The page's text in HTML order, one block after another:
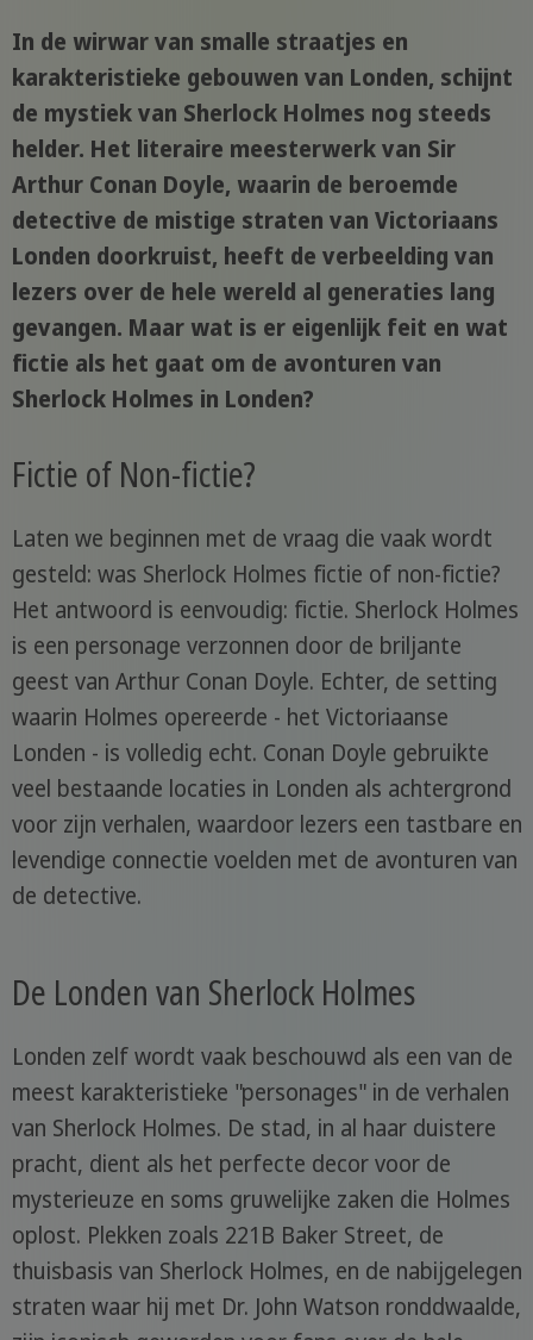
In de wirwar van smalle straatjes en
karakteristieke gebouwen van Londen, schijnt
de mystiek van Sherlock Holmes nog steeds
helder. Het literaire meesterwerk van Sir
Arthur Conan Doyle, waarin de beroemde
detective de mistige straten van Victoriaans
Londen doorkruist, heeft de verbeelding van
lezers over de hele wereld al generaties lang
gevangen. Maar wat is er eigenlijk feit en wat
fictie als het gaat om de avonturen van
Sherlock Holmes in Londen?
Fictie of Non-fictie?
Laten we beginnen met de vraag die vaak wordt
gesteld: was Sherlock Holmes fictie of non-fictie?
Het antwoord is eenvoudig: fictie. Sherlock Holmes
is een personage verzonnen door de briljante
geest van Arthur Conan Doyle. Echter, de setting
waarin Holmes opereerde - het Victoriaanse
Londen - is volledig echt. Conan Doyle gebruikte
veel bestaande locaties in Londen als achtergrond
voor zijn verhalen, waardoor lezers een tastbare en
levendige connectie voelden met de avonturen van
de detective.
De Londen van Sherlock Holmes
Londen zelf wordt vaak beschouwd als een van de
meest karakteristieke "personages" in de verhalen
van Sherlock Holmes. De stad, in al haar duistere
pracht, dient als het perfecte decor voor de
mysterieuze en soms gruwelijke zaken die Holmes
oplost. Plekken zoals 221B Baker Street, de
thuisbasis van Sherlock Holmes, en de nabijgelegen
straten waar hij met Dr. John Watson ronddwaalde,